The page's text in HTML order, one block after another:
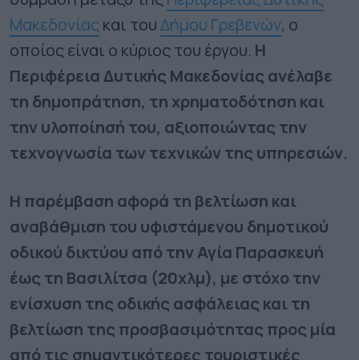
Μακεδονίαςκαι τουΔήμου Γρεβενών, ο
οποίος είναι ο κύριος του έργου. Η
Περιφέρεια Δυτικής Μακεδονίας ανέλαβε
τη δημοπράτηση, τη χρηματοδότηση και
την υλοποίησή του, αξιοποιώντας την
τεχνογνωσία των τεχνικών της υπηρεσιών.
Η παρέμβαση αφορά τη βελτίωση και
αναβάθμιση του υφιστάμενου δημοτικού
οδικού δικτύου από την Αγία Παρασκευή
έως τη Βασιλίτσα (20χλμ), με στόχο την
ενίσχυση της οδικής ασφάλειας και τη
βελτίωση της προσβασιμότητας προς μία
από τις σημαντικότερες τουριστικές